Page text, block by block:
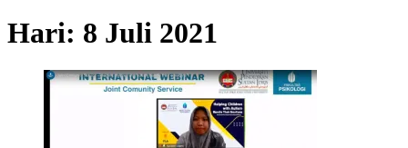
Hari: 8 Juli 2021